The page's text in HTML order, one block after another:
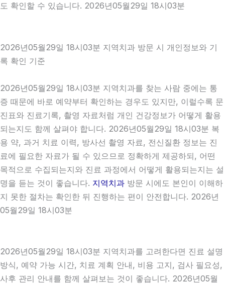
도 확인할 수 있습니다. 2026년05월29일 18시03분
2026년05월29일 18시03분 지역치과 방문 시 개인정보와 기
록 확인 기준
2026년05월29일 18시03분 지역치과를 찾는 사람 중에는 통
증 때문에 바로 예약부터 확인하는 경우도 있지만, 이럴수록 문
진표와 진료기록, 촬영 자료처럼 개인 건강정보가 어떻게 활용
되는지도 함께 살펴야 합니다. 2026년05월29일 18시03분 복
용 약, 과거 치료 이력, 방사선 촬영 자료, 전신질환 정보는 진
료에 필요한 자료가 될 수 있으므로 정확하게 제공하되, 어떤
목적으로 수집되는지와 진료 과정에서 어떻게 활용되는지는 설
명을 듣는 것이 좋습니다. 지역치과 방문 시에도 본인이 이해하
지 못한 절차는 확인한 뒤 진행하는 편이 안전합니다. 2026년
05월29일 18시03분
2026년05월29일 18시03분 지역치과를 고려한다면 진료 설명
방식, 예약 가능 시간, 치료 계획 안내, 비용 고지, 검사 필요성,
사후 관리 안내를 함께 살펴보는 것이 좋습니다. 2026년05월